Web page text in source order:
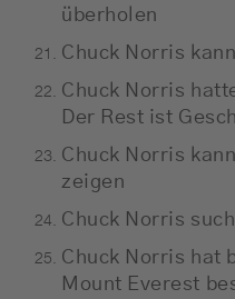
überholen
Chuck Norris
Chuck Norris
Der Rest ist
Chuck Norris
zeigen
Chuck Norris
Chuck Norris hat
Mount Everest